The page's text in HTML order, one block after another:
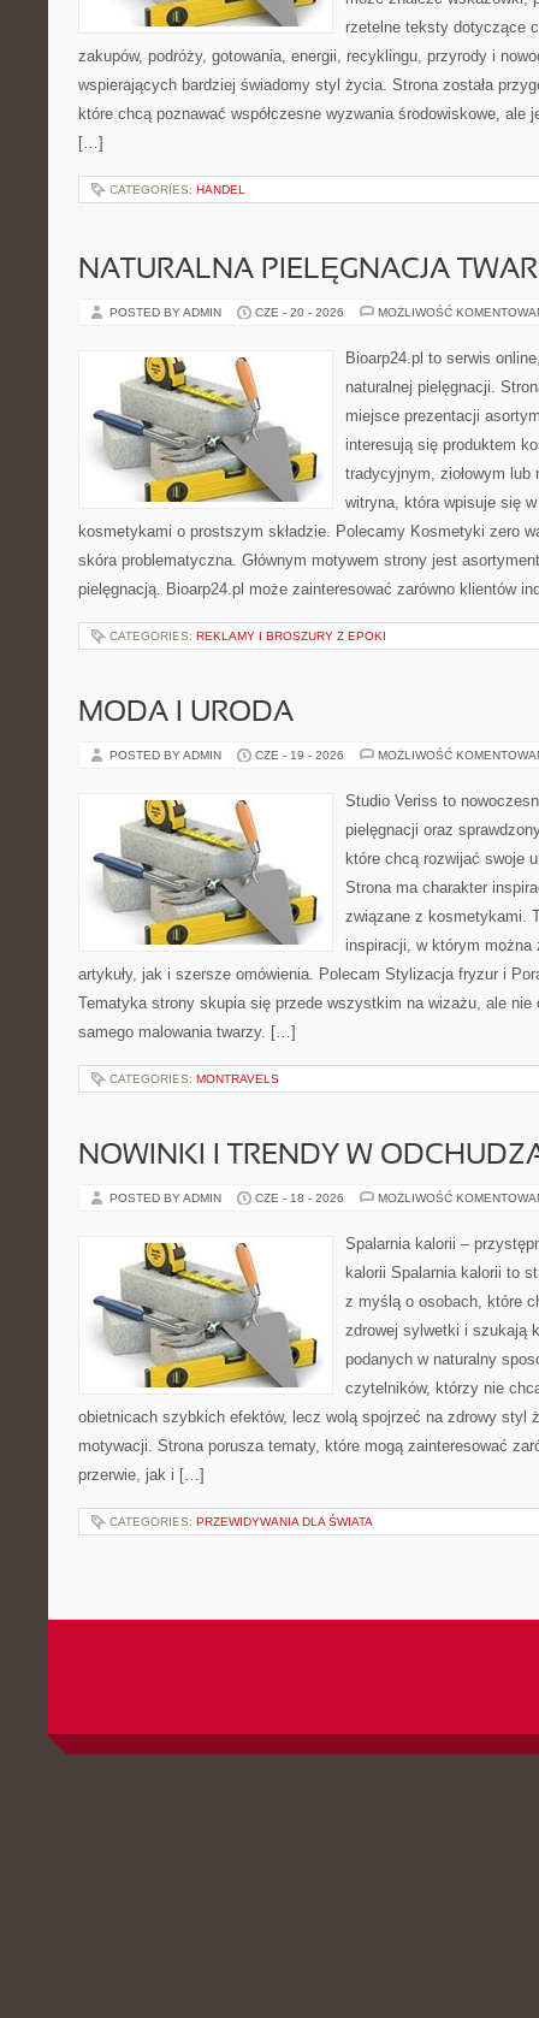
rzetelne teksty dotyczące
zakupów, podróży, gotowania, energii, recyklingu, przyrody i
wspierających bardziej świadomy styl życia. Strona została
które chcą poznawać współczesne wyzwania środowiskowe, ale
[…]
CATEGORIES: HANDEL
NATURALNA PIELĘGNACJA
POSTED BY ADMIN CZE - 20 - 2026 MOŻLIWOŚĆ
Bioarp24.pl to serwis
naturalnej pielęgnacji.
miejsce prezentacji
interesują się produktem
tradycyjnym, ziołowym lub
witryna, która wpisuje się
kosmetykami o prostszym składzie. Polecamy Kosmetyki zero
skóra problematyczna. Głównym motywem strony jest
pielęgnacją. Bioarp24.pl może zainteresować zarówno klientów
CATEGORIES: REKLAMY I BROSZURY Z EPOKI
MODA I URODA
POSTED BY ADMIN CZE - 19 - 2026 MOŻLIWOŚĆ
Studio Veriss to
pielęgnacji oraz
które chcą rozwijać swoje
Strona ma charakter
związane z kosmetykami.
inspiracji, w którym
artykuły, jak i szersze omówienia. Polecam Stylizacja fryzur i
Tematyka strony skupia się przede wszystkim na wizażu, ale nie
samego malowania twarzy. […]
CATEGORIES: MONTRAVELS
NOWINKI I TRENDY W
POSTED BY ADMIN CZE - 18 - 2026 MOŻLIWOŚĆ
Spalarnia kalorii –
kalorii Spalarnia kalorii to
z myślą o osobach, które
zdrowej sylwetki i szukają
podanych w naturalny
czytelników, którzy nie
obietnicach szybkich efektów, lecz wolą spojrzeć na zdrowy styl
motywacji. Strona porusza tematy, które mogą zainteresować
przerwie, jak i […]
CATEGORIES: PRZEWIDYWANIA DLA ŚWIATA